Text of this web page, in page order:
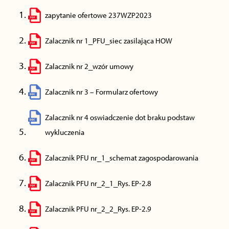
zapytanie ofertowe 237WZP2023
Zalacznik nr 1_PFU_siec zasilająca HOW
Zalacznik nr 2_wzór umowy
Zalacznik nr 3 – Formularz ofertowy
Zalacznik nr 4 oswiadczenie dot braku podstaw
wykluczenia
Zalacznik PFU nr_1_schemat zagospodarowania
Zalacznik PFU nr_2_1_Rys. EP-2.8
Zalacznik PFU nr_2_2_Rys. EP-2.9